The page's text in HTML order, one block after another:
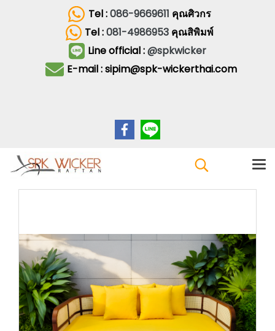
Tel :086-9669611 คุณศิวกร
Tel :081-4986953 คุณสิพิมพ์
Line official :@spkwicker
E-mail : sipim@spk-wickerthai.com